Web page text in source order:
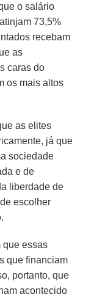
o salário
73,5%
recebam
as
caras do
os mais altos
as elites
já que
sociedade
e de
liberdade de
escolher
que essas
que financiam
portanto, que
acontecido